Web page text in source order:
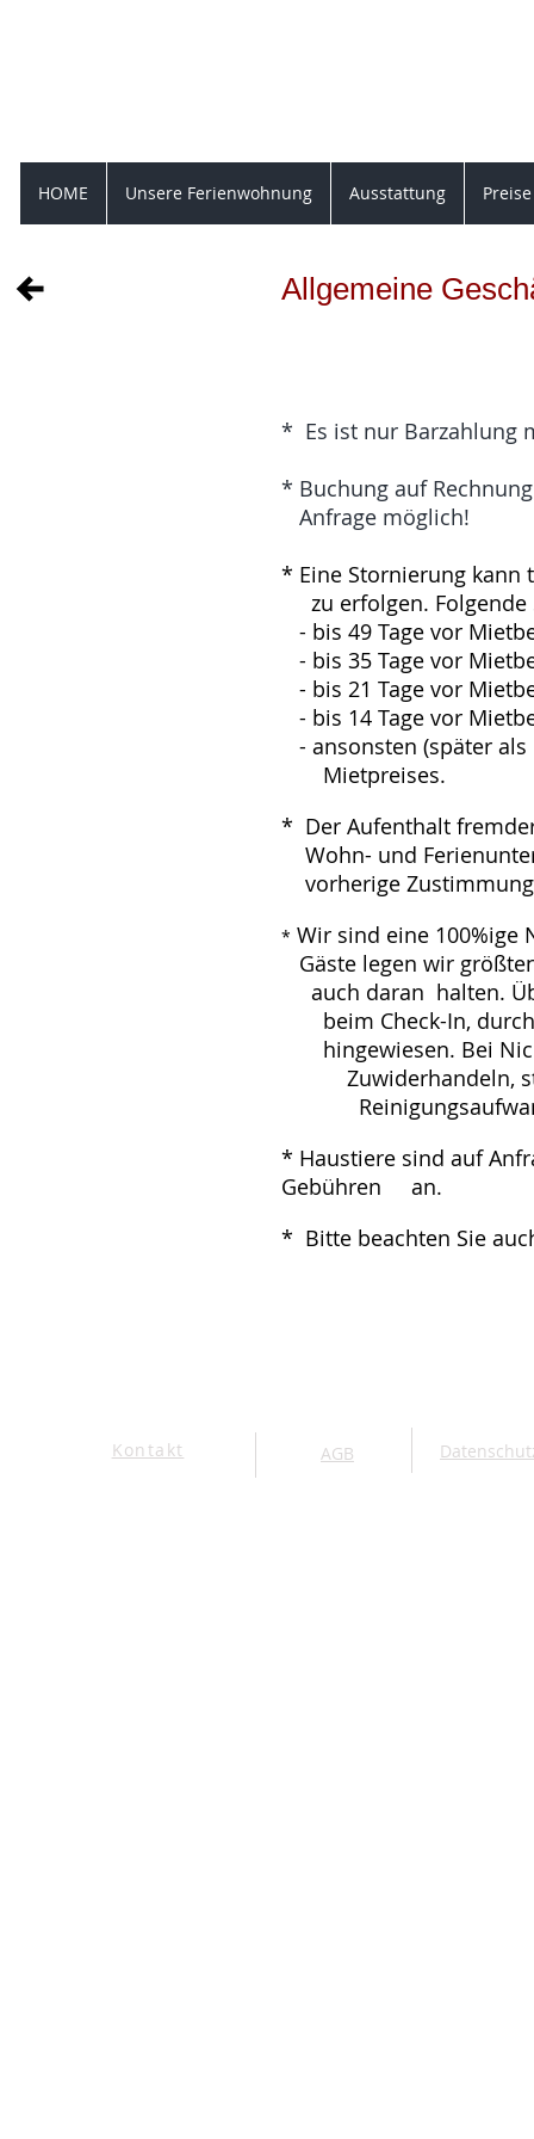
HOME Unsere Ferienwohnung Ausstattung Preise
Allgemeine
* Es ist nur Barzahlung
* Buchung auf
Anfrage möglich!
* Eine Stornierung
zu erfolgen. Folgende
- bis 49 Tage vor
- bis 35 Tage vor
- bis 21 Tage vor
- bis 14 Tage vor
- ansonsten
Mietpreises.
* Der Aufenthalt
Wohn- und
vorherige
* Wir sind eine 100%ige
Gäste legen wir
auch daran halten.
beim Check-In,
hingewiesen. Bei
Zuwiderhandeln,
Reinigungsaufwand
* Haustiere sind auf
Gebühren an.
* Bitte beachten Sie
Kontakt AGB